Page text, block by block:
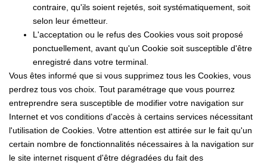
contraire, qu'ils soient rejetés, soit systématiquement, soit
selon leur émetteur.
L'acceptation ou le refus des Cookies vous soit proposé
ponctuellement, avant qu'un Cookie soit susceptible d'être
enregistré dans votre terminal.
Vous êtes informé que si vous supprimez tous les Cookies, vous
perdrez tous vos choix. Tout paramétrage que vous pourrez
entreprendre sera susceptible de modifier votre navigation sur
Internet et vos conditions d'accès à certains services nécessitant
l'utilisation de Cookies. Votre attention est attirée sur le fait qu'un
certain nombre de fonctionnalités nécessaires à la navigation sur
le site internet risquent d'être dégradées du fait des